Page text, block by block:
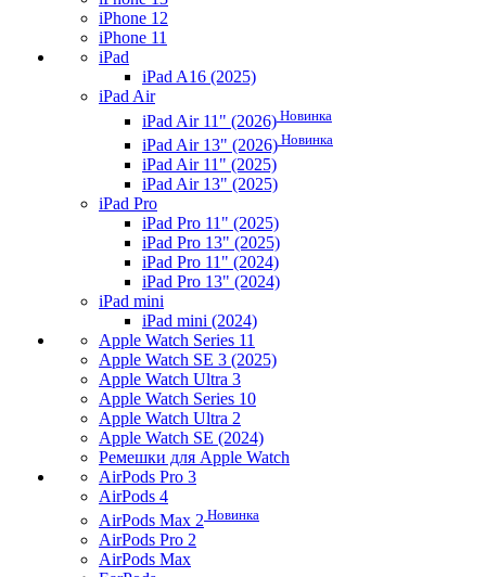
iPhone 12
iPhone 11
iPad
iPad A16 (2025)
iPad Air
iPad Air 11" (2026) Новинка
iPad Air 13" (2026) Новинка
iPad Air 11" (2025)
iPad Air 13" (2025)
iPad Pro
iPad Pro 11" (2025)
iPad Pro 13" (2025)
iPad Pro 11" (2024)
iPad Pro 13" (2024)
iPad mini
iPad mini (2024)
Apple Watch Series 11
Apple Watch SE 3 (2025)
Apple Watch Ultra 3
Apple Watch Series 10
Apple Watch Ultra 2
Apple Watch SE (2024)
Ремешки для Apple Watch
AirPods Pro 3
AirPods 4
AirPods Max 2 Новинка
AirPods Pro 2
AirPods Max